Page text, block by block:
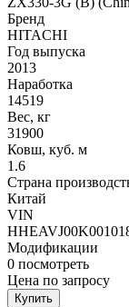
Бренд
HITACHI
Год выпуска
2013
Наработка
14519
Вес, кг
31900
Ковш, куб. м
1.6
Страна
Китай
VIN
Модификации
0 посмотреть
Цена по запросу
Купить